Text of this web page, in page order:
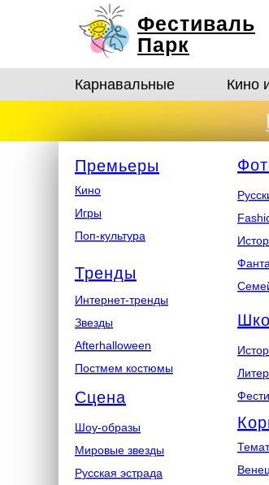
Фестиваль
Парк
Кино
Карнавальные
Премьеры Ф
Кино
Игры
Поп-культура
Тренды
Интернет-тренды
Звезды
Afterhalloween
Постмем костюмы
Сцена
Шоу-образы
Мировые звезды
Русская эстрада